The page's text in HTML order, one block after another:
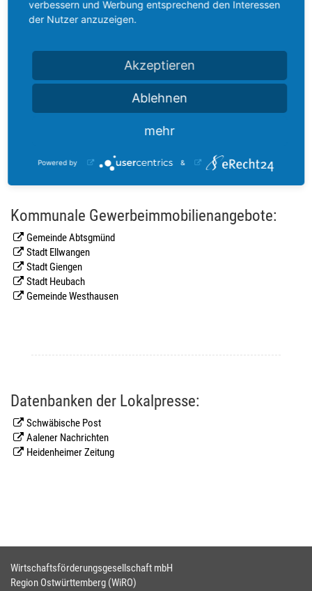
Gewerbeimmobilien Ostalbkreis
Gewerbeimmobilien Landkreis Heidenheim
Gewerbeimmobilienangebote in der Region
Ostwürttemberg auf Immobilien Scout 24:
Gewerbeimmobilien Ostalbkreis
Gewerbeimmobilien Landkreis Heidenheim
Kommunale Gewerbeimmobilienangebote:
Gemeinde Abtsgmünd
Stadt Ellwangen
Stadt Giengen
Stadt Heubach
Gemeinde Westhausen
Datenbanken der Lokalpresse:
Schwäbische Post
Aalener Nachrichten
Heidenheimer Zeitung
Wirtschaftsförderungsgesellschaft mbH
Region Ostwürttemberg (WiRO)
verbessern und Werbung entsprechend den Interessen
der Nutzer anzuzeigen.
Akzeptieren
Ablehnen
mehr
Powered by &